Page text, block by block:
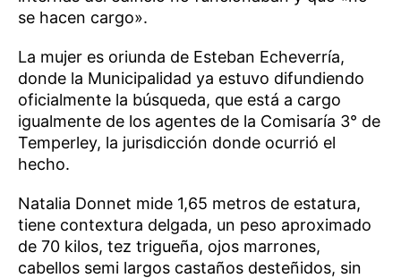
se hacen cargo».
La mujer es oriunda de Esteban Echeverría,
donde la Municipalidad ya estuvo difundiendo
oficialmente la búsqueda, que está a cargo
igualmente de los agentes de la Comisaría 3° de
Temperley, la jurisdicción donde ocurrió el
hecho.
Natalia Donnet mide 1,65 metros de estatura,
tiene contextura delgada, un peso aproximado
de 70 kilos, tez trigueña, ojos marrones,
cabellos semi largos castaños desteñidos, sin